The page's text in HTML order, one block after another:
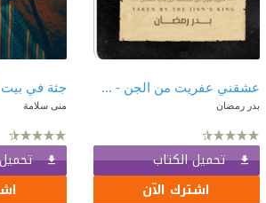
عشقني عفريت من الجن - سلسلة جن بني النعمان (الجزء الأول)
بدر رمضان
تحميل الكتاب
اشترك الآن
جثة في بيت
منى سلامة